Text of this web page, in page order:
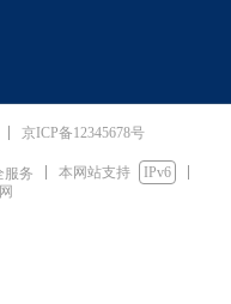
京ICP备12345678号
服务 本网站支持
IPv6